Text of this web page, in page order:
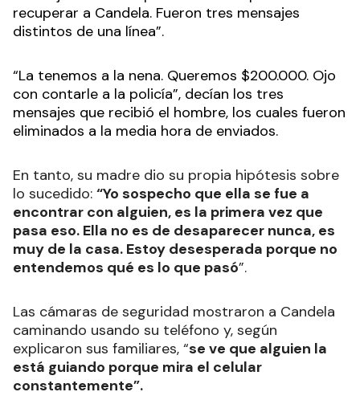
recuperar a Candela. Fueron tres mensajes
distintos de una línea”.
“La tenemos a la nena. Queremos $200.000. Ojo
con contarle a la policía”, decían los tres
mensajes que recibió el hombre, los cuales fueron
eliminados a la media hora de enviados.
En tanto, su madre dio su propia hipótesis sobre
lo sucedido: “Yo sospecho que ella se fue a
encontrar con alguien, es la primera vez que
pasa eso. Ella no es de desaparecer nunca, es
muy de la casa. Estoy desesperada porque no
entendemos qué es lo que pasó”.
Las cámaras de seguridad mostraron a Candela
caminando usando su teléfono y, según
explicaron sus familiares, “se ve que alguien la
está guiando porque mira el celular
constantemente”.